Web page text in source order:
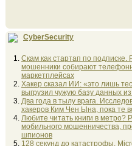
CyberSecurity
Скам как стартап по подписке.
мошенники собирают
маркетплейсах
Хакер сказал ИИ: «это лишь
выгрузил чужую базу данных
Два года в тылу врага.
хакеров Ким Чен Ына, пока те
Любите читать книги в метро?
мобильного мошенничества,
шпионов
128 секунд до катастрофы.